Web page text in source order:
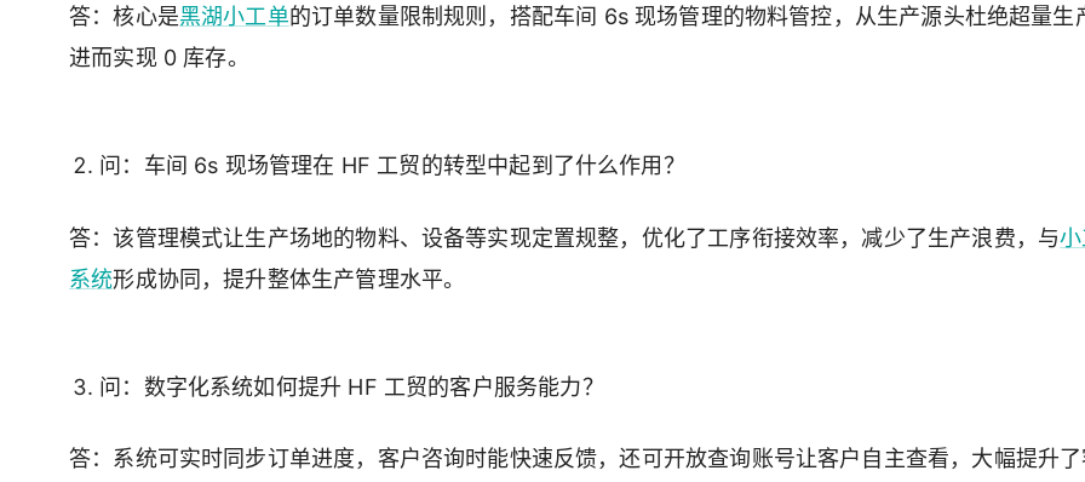
答：核心是黑湖小工单的订单数量限制规则，搭配车间 6s 现场管理的物料管控，从生产源头杜绝超量生
进而实现 0 库存。
问：车间 6s 现场管理在 HF 工贸的转型中起到了什么作用？
答：该管理模式让生产场地的物料、设备等实现定置规整，优化了工序衔接效率，减少了生产浪费，与
系统形成协同，提升整体生产管理水平。
问：数字化系统如何提升 HF 工贸的客户服务能力？
答：系统可实时同步订单进度，客户咨询时能快速反馈，还可开放查询账号让客户自主查看，大幅提升了